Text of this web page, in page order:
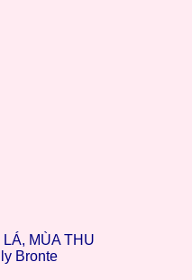
MÙA THU
Bronte